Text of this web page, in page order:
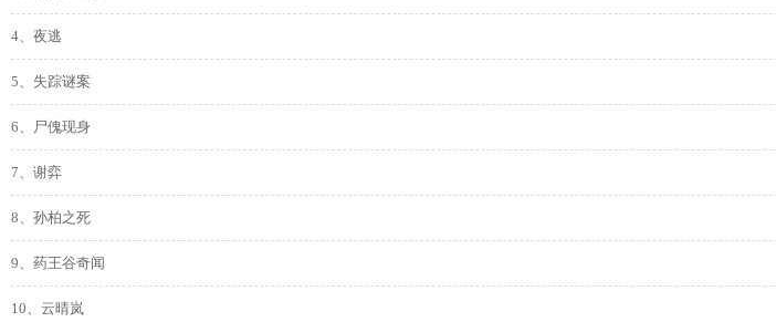
4、夜逃
5、失踪谜案
6、尸傀现身
7、谢弈
8、孙柏之死
9、药王谷奇闻
10、云晴岚